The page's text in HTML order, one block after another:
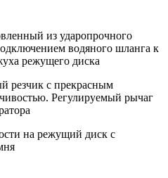
из ударопрочного
водяного шланга к
режущего диска
резчик с прекрасным
Регулируемый рычаг
на режущий диск с